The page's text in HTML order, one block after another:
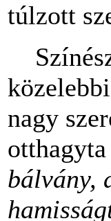
túlzott
nagy
bálvány,